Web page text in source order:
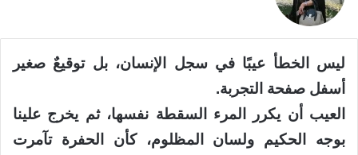
ليس الخطأ عيبًا في سجل الإنسان، بل توقيعٌ صغير
أسفل صفحة التجربة.
العيب أن يكرر المرء السقطة نفسها، ثم يخرج علينا
بوجه الحكيم ولسان المظلوم، كأن الحفرة تآمرت